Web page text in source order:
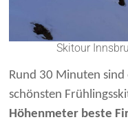
Skitour
Rund 30 Minuten
schönsten
Höhenmeter beste